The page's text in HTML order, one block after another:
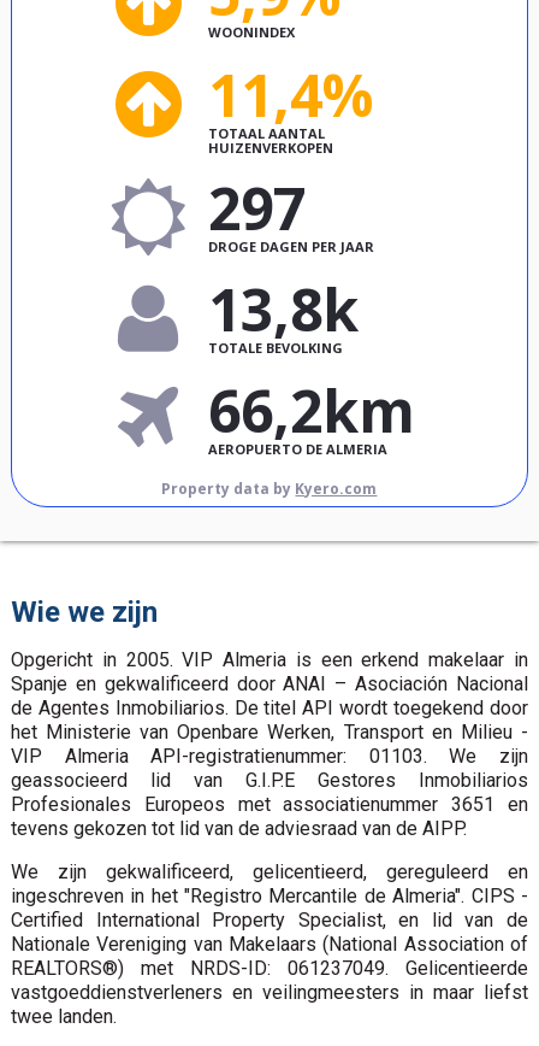
WOONINDEX
11,4%
TOTAAL AANTAL
HUIZENVERKOPEN
297
DROGE DAGEN PER JAAR
13,8k
TOTALE BEVOLKING
66,2km
AEROPUERTO DE ALMERIA
Property data by Kyero.com
Wie we zijn
Opgericht in 2005. VIP Almeria is een erkend makelaar in
Spanje en gekwalificeerd door ANAI – Asociación Nacional
de Agentes Inmobiliarios. De titel API wordt toegekend door
het Ministerie van Openbare Werken, Transport en Milieu -
VIP Almeria API-registratienummer: 01103. We zijn
geassocieerd lid van G.I.P.E Gestores Inmobiliarios
Profesionales Europeos met associatienummer 3651 en
tevens gekozen tot lid van de adviesraad van de AIPP.
We zijn gekwalificeerd, gelicentieerd, gereguleerd en
ingeschreven in het "Registro Mercantile de Almeria". CIPS -
Certified International Property Specialist, en lid van de
Nationale Vereniging van Makelaars (National Association of
REALTORS®) met NRDS-ID: 061237049. Gelicentieerde
vastgoeddienstverleners en veilingmeesters in maar liefst
twee landen.